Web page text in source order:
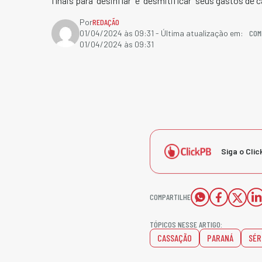
PorREDAÇÃO
01/04/2024 às 09:31 - Última atualização em:
01/04/2024 às 09:31
Siga o
COMPARTILHE
TÓPICOS NESSE ARTIGO:
CASSAÇÃO PARANÁ